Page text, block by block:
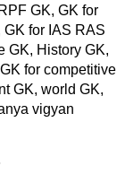
GK, GK for
for IAS RAS
GK, History GK,
for competitive
GK, world GK,
vigyan